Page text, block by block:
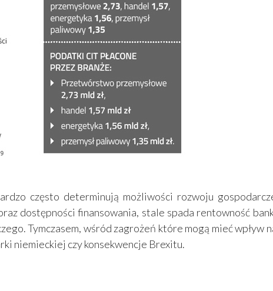
często determinują możliwości rozwoju
dostępności finansowania, stale spada rentowność
Tymczasem, wśród zagrożeń które mogą mieć wpływ
niemieckiej czy konsekwencje Brexitu.